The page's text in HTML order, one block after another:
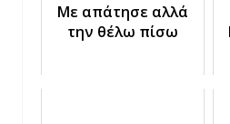
Με απάτησε αλλά
την θέλω πίσω